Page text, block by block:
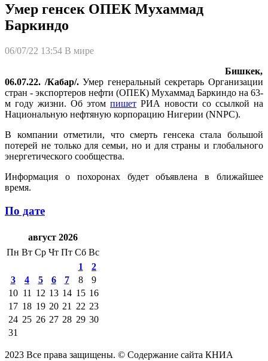
Умер генсек ОПЕК Мухаммад
Баркиндо
06/07/22 13:54 В мире
Бишкек,
06.07.22. /Кабар/.Умер генеральный секретарь Организации
стран - экспортеров нефти (ОПЕК) Мухаммад Баркиндо на 63-
м году жизни. Об этом пишет РИА новости со ссылкой на
Национальную нефтяную корпорацию Нигерии (NNPC).
В компании отметили, что смерть генсека стала большой
потерей не только для семьи, но и для страны и глобального
энергетического сообщества.
Информация о похоронах будет объявлена в ближайшее
время.
По дате
август 2026
Пн Вт Ср Чт Пт Сб Вс
1
2
3
4 5 6 7 8
9
10 11 12 13 14 15 16
17 18 19 20 21 22 23
24 25 26 27 28 29 30
31
2023 Все права защищены. © Содержание сайта КНИА